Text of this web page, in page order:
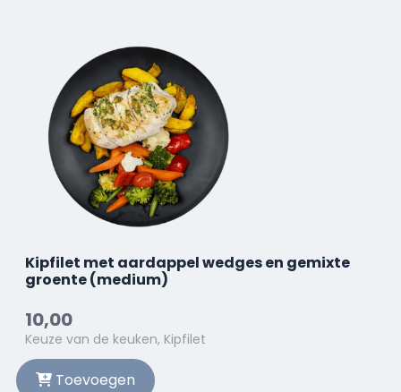
Kipfilet met aardappel wedges en gemixte
groente (medium)
10,00
Keuze van de keuken, Kipfilet
Toevoegen